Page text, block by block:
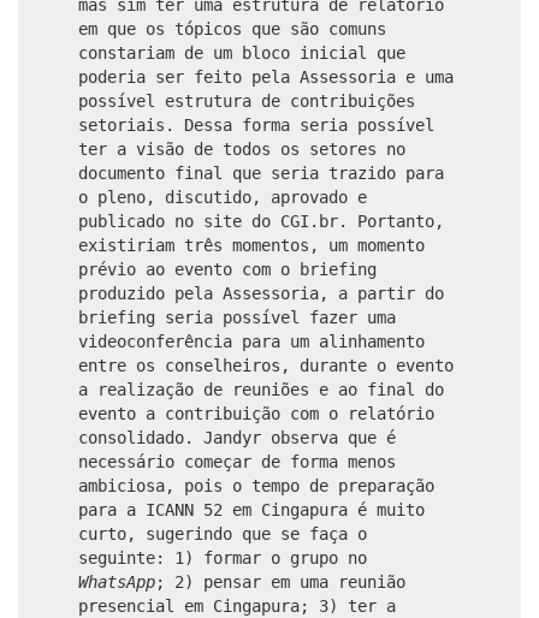
mas sim ter uma estrutura de relatório
em que os tópicos que são comuns
constariam de um bloco inicial que
poderia ser feito pela Assessoria e uma
possível estrutura de contribuições
setoriais. Dessa forma seria possível
ter a visão de todos os setores no
documento final que seria trazido para
o pleno, discutido, aprovado e
publicado no site do CGI.br. Portanto,
existiriam três momentos, um momento
prévio ao evento com o briefing
produzido pela Assessoria, a partir do
briefing seria possível fazer uma
videoconferência para um alinhamento
entre os conselheiros, durante o evento
a realização de reuniões e ao final do
evento a contribuição com o relatório
consolidado. Jandyr observa que é
necessário começar de forma menos
ambiciosa, pois o tempo de preparação
para a ICANN 52 em Cingapura é muito
curto, sugerindo que se faça o
seguinte: 1) formar o grupo no
WhatsApp; 2) pensar em uma reunião
presencial em Cingapura; 3) ter a